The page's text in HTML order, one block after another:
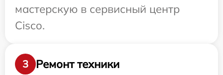
мастерскую в сервисный центр
Cisco.
3
Ремонт техники